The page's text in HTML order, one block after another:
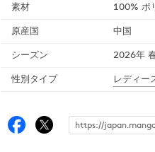
素材
100% ポ
原産国
中国
シーズン
2026年
性別タイプ
レディー